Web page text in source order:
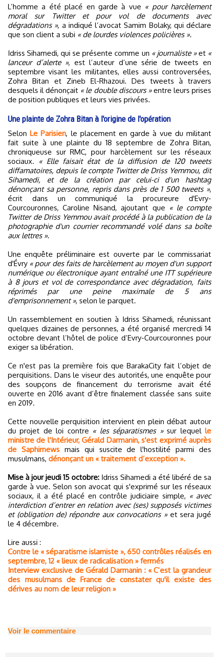
L’homme a été placé en garde à vue « pour harcèlement
moral sur Twitter et pour vol de documents avec
dégradations », a indiqué l’avocat Samim Bolaky, qui déclare
que son client a subi « de lourdes violences policières ».
Idriss Sihamedi, qui se présente comme un « journaliste »et «
lanceur d’alerte », est l’auteur d’une série de tweets en
septembre visant les militantes, elles aussi controversées,
Zohra Bitan et Zineb El-Rhazoui. Des tweets à travers
desquels il dénonçait « le double discours »entre leurs prises
de position publiques et leurs vies privées.
Une plainte de Zohra Bitan à l'origine de l'opération
SelonLe Parisien, le placement en garde à vue du militant
fait suite à une plainte du 18 septembre de Zohra Bitan,
chroniqueuse sur RMC, pour harcèlement sur les réseaux
sociaux. « Elle faisait état de la diffusion de 120 tweets
diffamatoires, depuis le compte Twitter de Driss Yemmou, dit
Sihamedi, et de la création par celui-ci d'un hashtag
dénonçant sa personne, repris dans près de 1 500 tweets »,
écrit dans un communiqué la procureure d'Evry-
Courcouronnes, Caroline Nisand, ajoutant que « le compte
Twitter de Driss Yemmou avait procédé à la publication de la
photographie d'un courrier recommandé volé dans sa boîte
aux lettres ».
Une enquête préliminaire est ouverte par le commissariat
d'Évry « pour des faits de harcèlement au moyen d'un support
numérique ou électronique ayant entraîné une ITT supérieure
à 8 jours et vol de correspondance avec dégradation, faits
réprimés par une peine maximale de 5 ans
d'emprisonnement », selon le parquet.
Un rassemblement en soutien à Idriss Sihamedi, réunissant
quelques dizaines de personnes, a été organisé mercredi 14
octobre devant l’hôtel de police d’Evry-Courcouronnes pour
exiger sa libération.
Ce n'est pas la première fois que BarakaCity fait l’objet de
perquisitions. Dans le viseur des autorités, une enquête pour
des soupçons de financement du terrorisme avait été
ouverte en 2016 avant d’être finalement classée sans suite
en 2019.
Cette nouvelle perquisition intervient en plein débat autour
du projet de loi contre « les séparatismes »sur lequelle
ministre de l'Intérieur, Gérald Darmanin, s'est exprimé auprès
de Saphirnewsmais qui suscite de l'hostilité parmi des
musulmans, dénonçant un « traitement d’exception ».
Mise à jour jeudi 15 octobre: Idriss Sihamedi a été libéré de sa
garde à vue. Selon son avocat qui s'exprimé sur les réseaux
sociaux, il a été placé en contrôle judiciaire simple, « avec
interdiction d’entrer en relation avec (ses) supposés victimes
et (obligation de) répondre aux convocations »et sera jugé
le 4 décembre.
Lire aussi :
Contre le « séparatisme islamiste », 650 contrôles réalisés en
septembre, 12 « lieux de radicalisation » fermés
Interview exclusive de Gérald Darmanin : « C’est la grandeur
des musulmans de France de constater qu'il existe des
dérives au nom de leur religion »
Voir le commentaire